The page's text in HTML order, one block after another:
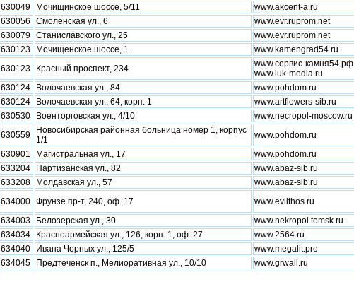
630049 Мочищинское шоссе, 5/11
www.akcent-a.ru
630056 Смоленская ул., 6
www.evr.ruprom.net
630079 Станиславского ул., 25
www.evr.ruprom.net
630123 Мочищенское шоссе, 1
www.kamengrad54.ru
630123 Красный проспект, 234
www.сервис-камня54.рф
www.luk-media.ru
630124 Волочаевская ул., 84
www.pohdom.ru
630124 Волочаевская ул., 64, корп. 1
www.artflowers-sib.ru
630530 Военторговская ул., 4/10
www.necropol-moscow.ru
630559
Новосибирская районная больница номер 1, корпус
1/1
www.pohdom.ru
630901 Магистральная ул., 17
www.pohdom.ru
633204 Партизанская ул., 82
www.abaz-sib.ru
633208 Молдавская ул., 57
www.abaz-sib.ru
634000 Фрунзе пр-т, 240, оф. 17
www.evlithos.ru
634003 Белозерская ул., 30
www.nekropol.tomsk.ru
634034 Красноармейская ул., 126, корп. 1, оф. 27
www.2564.ru
634040 Ивана Черных ул., 125/5
www.megalit.pro
634045 Предтеченск п., Мелиоративная ул., 10/10 www.grwall.ru